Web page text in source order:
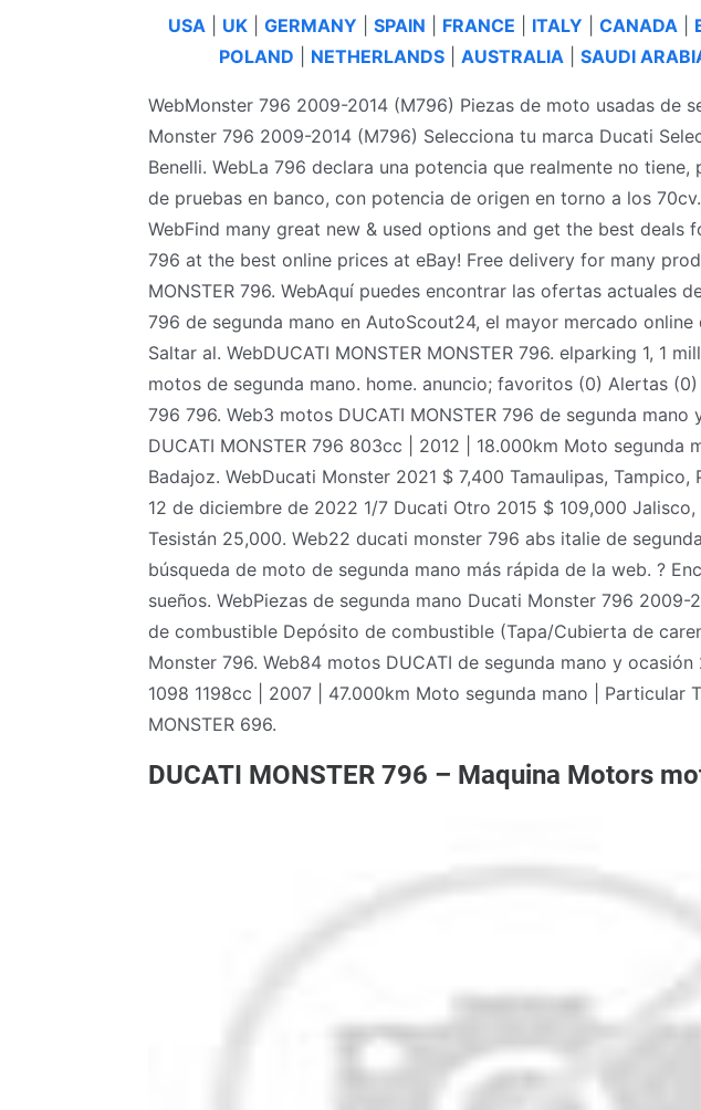
USA UK| GERMANY SPAIN FRANCE ITALY CANADA
POLAND
NETHERLANDS AUSTRALIA SAUDI
WebMonster 796 2009-2014 (M796) Piezas de moto usadas de
Monster 796 2009-2014 (M796) Selecciona tu marca Ducati
Benelli. WebLa 796 declara una potencia que realmente no
de pruebas en banco, con potencia de origen en torno a los
WebFind many great new & used options and get the best deals
796 at the best online prices at eBay! Free delivery for many
MONSTER 796. WebAquí puedes encontrar las ofertas actuales
796 de segunda mano en AutoScout24, el mayor mercado online
Saltar al. WebDUCATI MONSTER MONSTER 796. elparking 1, 1
motos de segunda mano. home. anuncio; favoritos (0) Alertas (0)
796 796. Web3 motos DUCATI MONSTER 796 de segunda mano
DUCATI MONSTER 796 803cc | 2012 | 18.000km Moto segunda
Badajoz. WebDucati Monster 2021 $ 7,400 Tamaulipas, Tampico,
12 de diciembre de 2022 1/7 Ducati Otro 2015 $ 109,000 Jalisco,
Tesistán 25,000. Web22 ducati monster 796 abs italie de
búsqueda de moto de segunda mano más rápida de la web. ?
sueños. WebPiezas de segunda mano Ducati Monster 796 2009-
de combustible Depósito de combustible (Tapa/Cubierta de
Monster 796. Web84 motos DUCATI de segunda mano y ocasión
1098 1198cc | 2007 | 47.000km Moto segunda mano | Particular
MONSTER 696.
DUCATI MONSTER 796 – Maquina Motors